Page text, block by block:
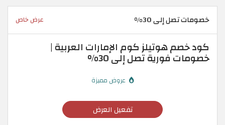
خصومات تصل إلى 30% عرض خاص
كود خصم هوتيلز كوم الإمارات العربية |
خصومات فورية تصل إلى 30%
عروض مميزة
تفعيل العرض